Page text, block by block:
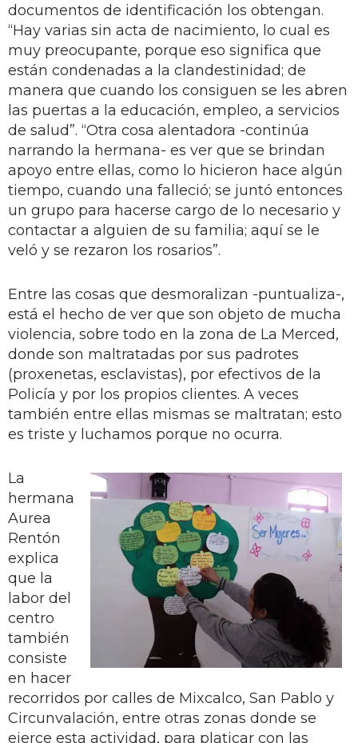
documentos de identificación los obtengan.
“Hay varias sin acta de nacimiento, lo cual es
muy preocupante, porque eso significa que
están condenadas a la clandestinidad; de
manera que cuando los consiguen se les abren
las puertas a la educación, empleo, a servicios
de salud”. “Otra cosa alentadora -continúa
narrando la hermana- es ver que se brindan
apoyo entre ellas, como lo hicieron hace algún
tiempo, cuando una falleció; se juntó entonces
un grupo para hacerse cargo de lo necesario y
contactar a alguien de su familia; aquí se le
veló y se rezaron los rosarios”.
Entre las cosas que desmoralizan -puntualiza-,
está el hecho de ver que son objeto de mucha
violencia, sobre todo en la zona de La Merced,
donde son maltratadas por sus padrotes
(proxenetas, esclavistas), por efectivos de la
Policía y por los propios clientes. A veces
también entre ellas mismas se maltratan; esto
es triste y luchamos porque no ocurra.
La
hermana
Aurea
Rentón
explica
que la
labor del
centro
también
consiste
en hacer
recorridos por calles de Mixcalco, San Pablo y
Circunvalación, entre otras zonas donde se
ejerce esta actividad, para platicar con las